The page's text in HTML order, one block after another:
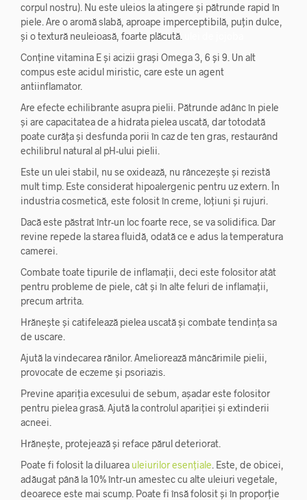
corpul nostru). Nu este uleios la atingere și pătrunde rapid în
piele. Are o aromă slabă, aproape imperceptibilă, puțin dulce,
și o textură neuleioasă, foarte plăcută.
Conține vitamina E și acizii grași Omega 3, 6 și 9. Un alt
compus este acidul miristic, care este un agent
antiinflamator.
Are efecte echilibrante asupra pielii. Pătrunde adânc în piele
și are capacitatea de a hidrata pielea uscată, dar totodată
poate curăța și desfunda porii în caz de ten gras, restaurând
echilibrul natural al pH-ului pielii.
Este un ulei stabil, nu se oxidează, nu râncezește și rezistă
mult timp. Este considerat hipoalergenic pentru uz extern. În
industria cosmetică, este folosit în creme, loțiuni și rujuri.
Dacă este păstrat într-un loc foarte rece, se va solidifica. Dar
revine repede la starea fluidă, odată ce e adus la temperatura
camerei.
Combate toate tipurile de inflamații, deci este folositor atât
pentru probleme de piele, cât și în alte feluri de inflamații,
precum artrita.
Hrănește și catifelează pielea uscată și combate tendința sa
de uscare.
Ajută la vindecarea rănilor. Ameliorează mâncărimile pielii,
provocate de eczeme și psoriazis.
Previne apariția excesului de sebum, așadar este folositor
pentru pielea grasă. Ajută la controlul apariției și extinderii
acneei.
Hrănește, protejează și reface părul deteriorat.
Poate fi folosit la diluarea uleiurilor esențiale . Este, de obicei,
adăugat până la 10% într-un amestec cu alte uleiuri vegetale,
deoarece este mai scump. Poate fi însă folosit și în proporție